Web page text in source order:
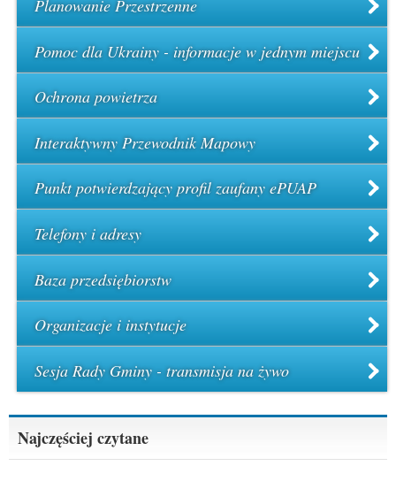
Planowanie Przestrzenne
Pomoc dla Ukrainy - informacje w jednym miejscu
Ochrona powietrza
Interaktywny Przewodnik Mapowy
Punkt potwierdzający profil zaufany ePUAP
Telefony i adresy
Baza przedsiębiorstw
Organizacje i instytucje
Sesja Rady Gminy - transmisja na żywo
Najczęściej czytane